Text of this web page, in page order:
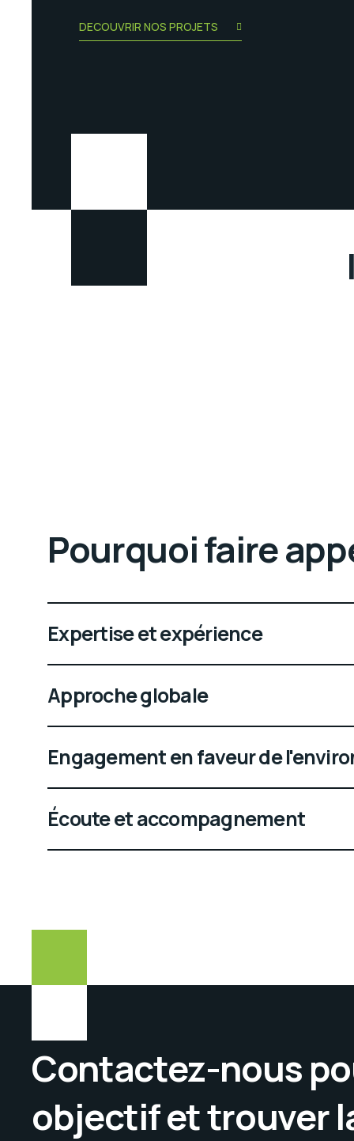
DECOUVRIR NOS PROJETS
Pourquoi faire
Expertise et expérience
Approche globale
Engagement en faveur de
Écoute et accompagnement
Contactez-nous
objectif et trouver